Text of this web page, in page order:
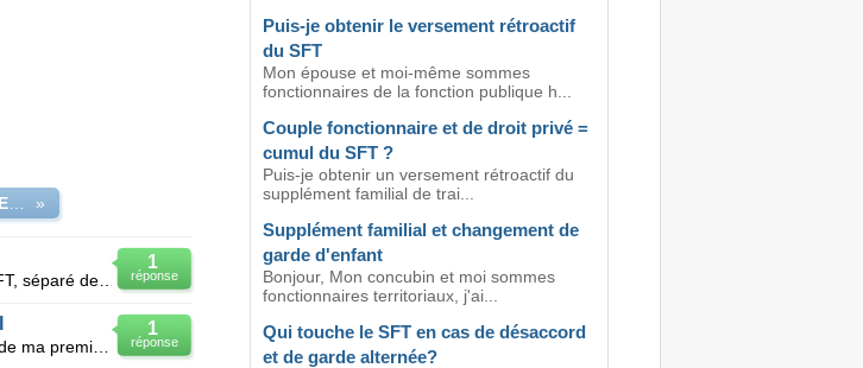
SUPPLEMENT FAMILIAL POUR LES 3 ENFANTS DE MA FEMME »
1
réponse
Bonjour, je suis fonctionnaire avec 2 enfants, bénificiant du SFT, séparé de leur mère (ne toucha
1
réponse
Bonjour, je suis fonctionnaire j'ai en garde alternée 3 enfants de ma premiere union, dont je pe
Puis-je obtenir le versement rétroactif
du SFT
Mon épouse et moi-même sommes
fonctionnaires de la fonction publique h...
Couple fonctionnaire et de droit privé =
cumul du SFT ?
Puis-je obtenir un versement rétroactif du
supplément familial de trai...
Supplément familial et changement de
garde d'enfant
Bonjour, Mon concubin et moi sommes
fonctionnaires territoriaux, j'ai...
Qui touche le SFT en cas de désaccord
et de garde alternée?